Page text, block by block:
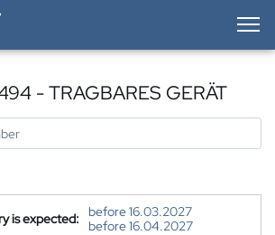
- TRAGBARES GERÄT
is expected:
before 16.03.2027
before 16.04.2027